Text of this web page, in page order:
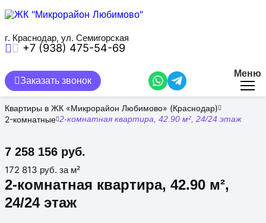
содержанию
г. Краснодар, ул. Семигорская
+7 (938) 475-54-69
Заказать звонок
Меню
Квартиры в ЖК «Микрорайон Любимово» (Краснодар)
2-комнатные 2-комнатная квартира, 42.90 м², 24/24 этаж
2-комнатная квартира, 42.90 м²,
24/24 этаж
7 258 156 руб.
172 813 руб. за м²